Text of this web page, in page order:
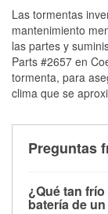
Las tormentas
mantenimiento
las partes y
Parts #2657 en
tormenta, para
clima que se
Preguntas
¿Qué tan
batería de